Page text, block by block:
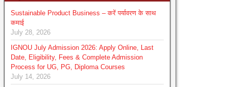
Sustainable Product Business – करें पर्यावरण के साथ
कमाई
July 28, 2026
IGNOU July Admission 2026: Apply Online, Last
Date, Eligibility, Fees & Complete Admission
Process for UG, PG, Diploma Courses
July 14, 2026